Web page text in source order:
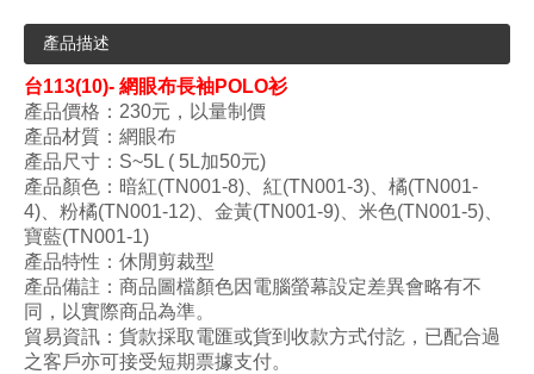
產品描述
台113(10)- 網眼布長袖POLO衫
產品價格：230元，以量制價
產品材質：網眼布
產品尺寸 ：S~5L ( 5L加50元)
產品顏色：暗紅(TN001-8)、紅(TN001-3)、橘(TN001-
4)、粉橘(TN001-12)、金黃(TN001-9) 、米色(TN001-5)
寶藍(TN001-1)
產品特性：休閒剪裁型
產品備註：商品圖檔顏色因電腦螢幕設定差異會略有不
同，以實際商品為準。
貿易資訊：貨款採取電匯或貨到收款方式付訖，已配合過
之客戶亦可接受短期票據支付。